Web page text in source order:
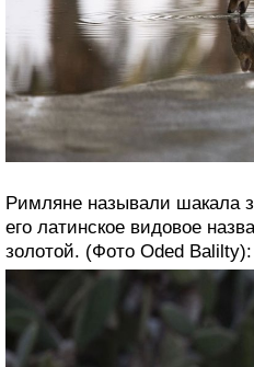
Римляне называли шакала
его латинское видовое
золотой. (Фото Oded Balilty):